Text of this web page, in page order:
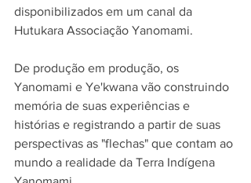
disponibilizados em um canal da
Hutukara Associação Yanomami.
De produção em produção, os
Yanomami e Ye'kwana vão construindo
memória de suas experiências e
histórias e registrando a partir de suas
perspectivas as "flechas" que contam ao
mundo a realidade da Terra Indígena